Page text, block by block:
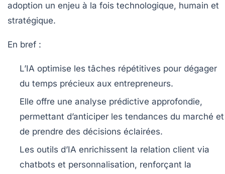
adoption un enjeu à la fois technologique, humain et
stratégique.
En bref :
L’IA optimise les tâches répétitives pour dégager
du temps précieux aux entrepreneurs.
Elle offre une analyse prédictive approfondie,
permettant d’anticiper les tendances du marché et
de prendre des décisions éclairées.
Les outils d’IA enrichissent la relation client via
chatbots et personnalisation, renforçant la